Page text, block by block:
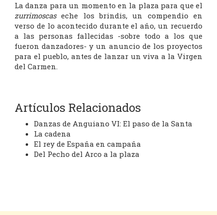
La danza para un momento en la plaza para que el
zurrimoscaseche los brindis, un compendio en
verso de lo acontecido durante el año, un recuerdo
a las personas fallecidas -sobre todo a los que
fueron danzadores- y un anuncio de los proyectos
para el pueblo, antes de lanzar un viva a la Virgen
del Carmen.
Artículos Relacionados
Danzas de Anguiano VI: El paso de la Santa
La cadena
El rey de España en campaña
Del Pecho del Arco a la plaza